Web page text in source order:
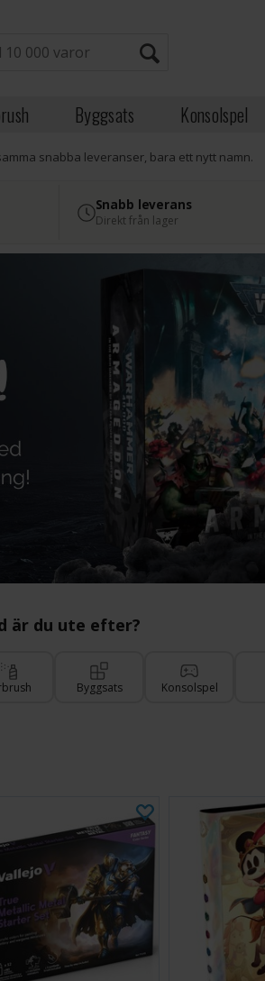
Byggsats Konsolspel
snabba leveranser, bara ett nytt namn.
Snabb leverans
Direkt från lager
är du ute efter?
Byggsats Konsolspel